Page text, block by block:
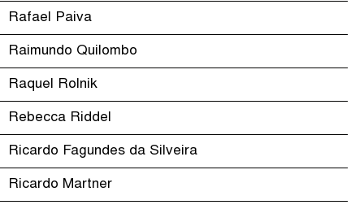
Rafael Paiva
Raimundo Quilombo
Raquel Rolnik
Rebecca Riddel
Ricardo Fagundes da Silveira
Ricardo Martner